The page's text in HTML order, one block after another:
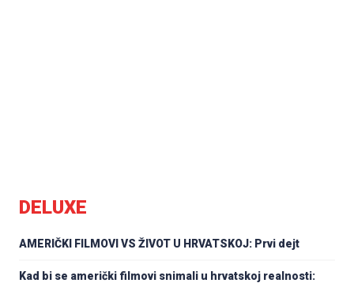
DELUXE
AMERIČKI FILMOVI VS ŽIVOT U HRVATSKOJ: Prvi dejt
Kad bi se američki filmovi snimali u hrvatskoj realnosti: